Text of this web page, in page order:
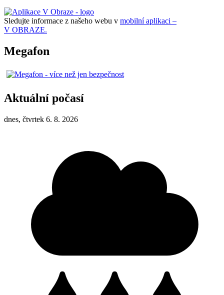
Sledujte informace z našeho webu v mobilní aplikaci –
V OBRAZE.
Megafon
Aktuální počasí
dnes, čtvrtek 6. 8. 2026